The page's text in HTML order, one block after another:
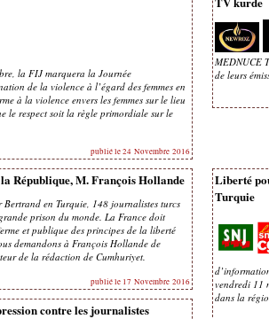
la FIJ marquera la Journée
de la violence à l’égard des femmes en
à la violence envers les femmes sur le lieu
le respect soit la règle primordiale sur le
publié le 24 Novembre 2016
MEDNUCE
de leurs
République, M. François Hollande
en Turquie, 148 journalistes turcs
prison du monde. La France doit
et publique des principes de la liberté
demandons à François Hollande de
de la rédaction de Cumhuriyet.
publié le 17 Novembre 2016
Liberté
Turquie
vendredi 11
dans la
contre les journalistes